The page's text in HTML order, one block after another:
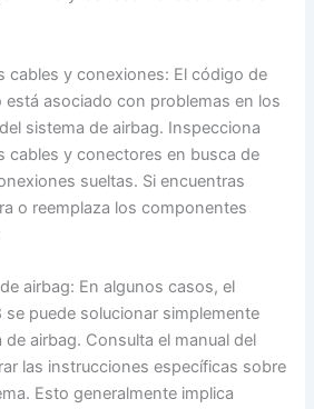
cables y conexiones: El código de
está asociado con problemas en los
sistema de airbag. Inspecciona
cables y conectores en busca de
sueltas. Si encuentras
o reemplaza los componentes
airbag: En algunos casos, el
se puede solucionar simplemente
airbag. Consulta el manual del
las instrucciones específicas sobre
Esto generalmente implica